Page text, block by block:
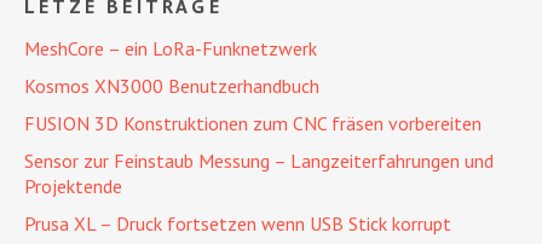
LETZE BEITRÄGE
MeshCore – ein LoRa-Funknetzwerk
Kosmos XN3000 Benutzerhandbuch
FUSION 3D Konstruktionen zum CNC fräsen vorbereiten
Sensor zur Feinstaub Messung – Langzeiterfahrungen und
Projektende
Prusa XL – Druck fortsetzen wenn USB Stick korrupt